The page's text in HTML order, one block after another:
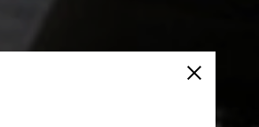
Cerrar